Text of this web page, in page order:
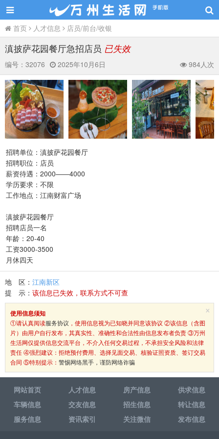
首页 人才信息 店员/前台/收银
滇披萨花园餐厅急招店员 已失效
编号： 32076 2025年10月6日 984人次
招聘单位：滇披萨花园餐厅
招聘职位：店员
薪资待遇：2000——4000
学历要求：不限
工作地点：江南财富广场
滇披萨花园餐厅
招聘店员一名
年龄：20-40
工资3000-3500
月休四天
地 区： 江南新区
提 示： 该信息已失效，联系方式不可查
×
使用信息须知
①请认真阅读服务协议 ，使用信息视为已知晓并同意该协议 ②该信息（含图
片）由用户自行发布，其真实性、准确性和合法性由信息发布者负责 ③万州
生活网仅提供信息交流平台，不介入任何交易过程，不承担安全风险和法律
责任 ④强烈建议：拒绝预付费用、选择见面交易、核验证照资质、签订交易
合同 ⑤特别提示： 警惕网络黑手，谨防网络诈骗
网站首页 人才信息 房产信息
供求信息
车辆信息
交友信息 招生信息
转让信息
服务信息
资讯索引 关注微信 发布信息